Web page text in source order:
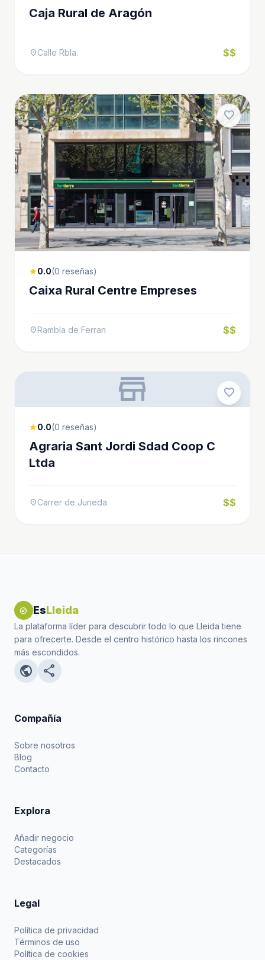
Caja Rural de Aragón
location_onCalle Rbla. $$
favorite
star0.0(0 reseñas)
Caixa Rural Centre Empreses
location_onRambla de Ferran $$
favorite
store
star0.0(0 reseñas)
Agraria Sant Jordi Sdad Coop C
Ltda
location_onCarrer de Juneda $$
explore EsLleida
La plataforma líder para descubrir todo lo que Lleida tiene
para ofrecerte. Desde el centro histórico hasta los rincones
más escondidos.
public share
Compañía
Sobre nosotros
Blog
Contacto
Explora
Añadir negocio
Categorías
Destacados
Legal
Política de privacidad
Términos de uso
Política de cookies